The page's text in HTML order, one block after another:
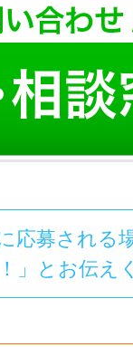
応募される
」とお伝え